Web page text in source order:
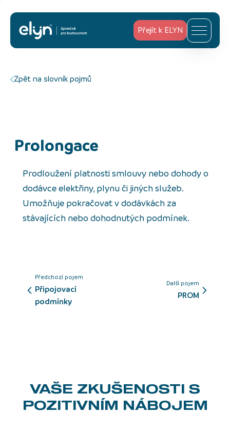
Přejít k ELYN
Zpět na slovník pojmů
Prolongace
Prodloužení platnosti smlouvy nebo dohody o
dodávce elektřiny, plynu či jiných služeb.
Umožňuje pokračovat v dodávkách za
stávajících nebo dohodnutých podmínek.
Předchozí pojem
Připojovací
podmínky
Další pojem
PROM
VAŠE ZKUŠENOSTI S
POZITIVNÍM NÁBOJEM